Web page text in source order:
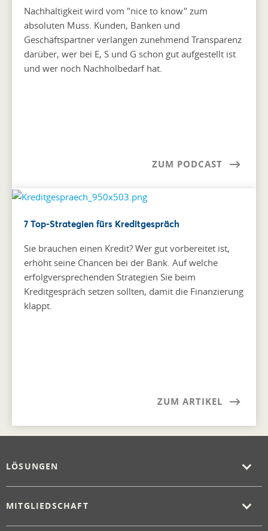
Nachhaltigkeit wird vom "nice to know" zum
absoluten Muss. Kunden, Banken und
Geschäftspartner verlangen zunehmend Transparenz
darüber, wer bei E, S und G schon gut aufgestellt ist
und wer noch Nachholbedarf hat.
ZUM PODCAST
7 Top-Strategien fürs Kreditgespräch
Sie brauchen einen Kredit? Wer gut vorbereitet ist,
erhöht seine Chancen bei der Bank. Auf welche
erfolgversprechenden Strategien Sie beim
Kreditgespräch setzen sollten, damit die Finanzierung
klappt.
ZUM ARTIKEL
LÖSUNGEN
MITGLIEDSCHAFT